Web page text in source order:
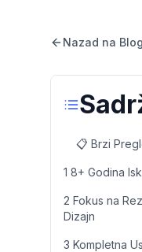
Nazad na Blog
📋 Brzi
1 8+ Godina
2 Fokus na
Dizajn
3 Kompletna